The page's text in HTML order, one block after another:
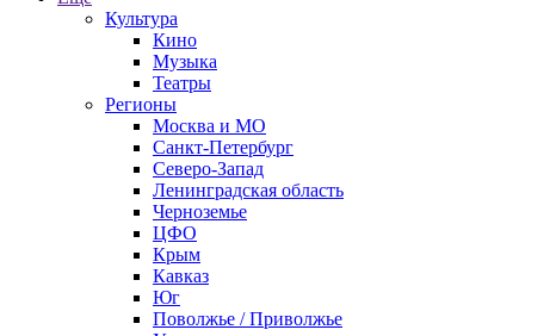
Культура
Кино
Музыка
Театры
Регионы
Москва и МО
Санкт-Петербург
Северо-Запад
Ленинградская область
Черноземье
ЦФО
Крым
Кавказ
Юг
Поволжье / Приволжье